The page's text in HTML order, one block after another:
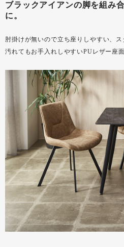
ブラックアイアンの脚を組み
に。
肘掛けが無いので立ち座りしやすい、ス
汚れてもお手入れしやすいPUレザー座